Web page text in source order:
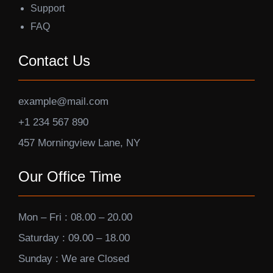
Support
FAQ
Contact Us
example@mail.com
+1 234 567 890
457 Morningview Lane, NY
Our Office Time
Mon – Fri : 08.00 – 20.00
Saturday : 09.00 – 18.00
Sunday : We are Closed